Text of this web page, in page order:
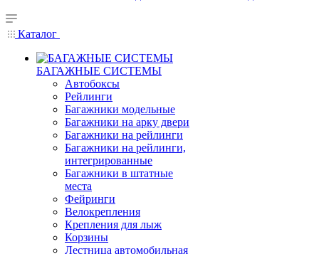
Каталог
БАГАЖНЫЕ СИСТЕМЫ
Автобоксы
Рейлинги
Багажники модельные
Багажники на арку двери
Багажники на рейлинги
Багажники на рейлинги,
интегрированные
Багажники в штатные
места
Фейринги
Велокрепления
Крепления для лыж
Корзины
Лестница автомобильная